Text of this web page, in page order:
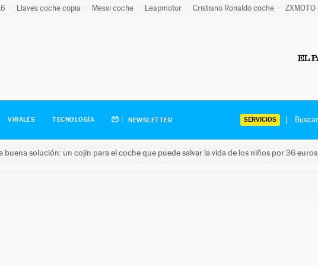
Llaves coche copia Messi coche Leapmotor Cristiano Ronaldo coche ZXMOTO
VIRALES TECNOLOGÍA NEWSLETTER SERVICIOS
buena solución: un cojín para el coche que puede salvar la vida de los niños por 36 euros